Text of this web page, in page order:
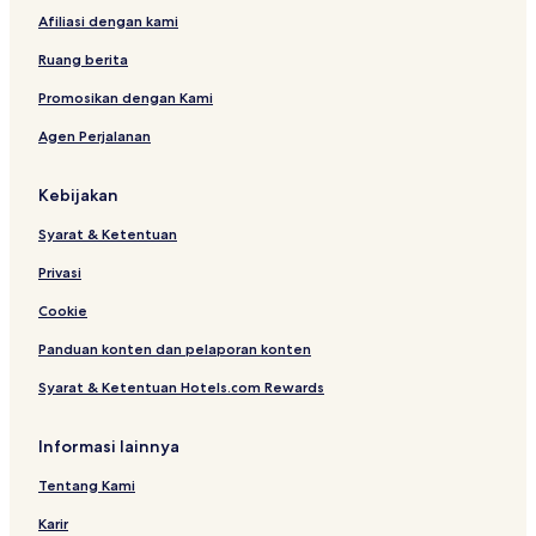
il
a
Afiliasi dengan kami
Ruang berita
Promosikan dengan Kami
Agen Perjalanan
Kebijakan
Syarat & Ketentuan
Privasi
Cookie
Panduan konten dan pelaporan konten
Syarat & Ketentuan Hotels.com Rewards
Informasi lainnya
Tentang Kami
Karir